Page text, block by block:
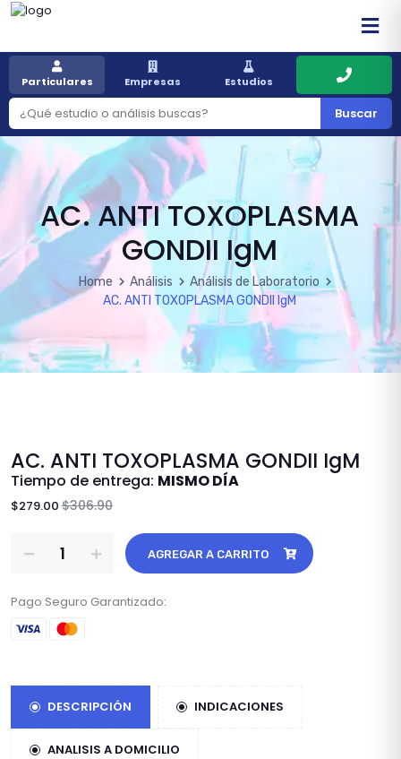
Particulares Empresas Estudios
Buscar
AC. ANTI TOXOPLASMA
GONDII IgM
Home Análisis
Análisis de Laboratorio
AC. ANTI TOXOPLASMA GONDII IgM
AC. ANTI TOXOPLASMA GONDII IgM
Tiempo de entrega: MISMO DÍA
$279.00 $306.90
AGREGAR A CARRITO
Pago Seguro Garantizado:
DESCRIPCIÓN INDICACIONES
ANALISIS A DOMICILIO